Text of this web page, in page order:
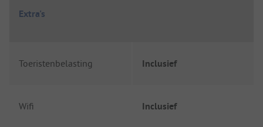
Extra's
Toeristenbelasting Inclusief
Wifi Inclusief